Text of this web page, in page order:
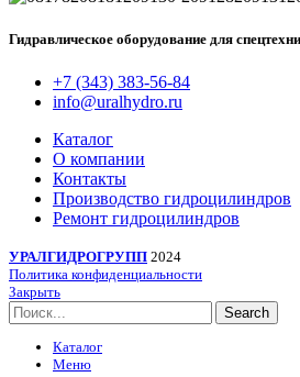
Гидравлическое оборудование для
+7 (343) 383-56-84
info@uralhydro.ru
Каталог
О компании
Контакты
Производство гидроцилиндров
Ремонт гидроцилиндров
УРАЛГИДРОГРУПП 2024
Политика конфиденциальности
Закрыть
Search
Каталог
Меню